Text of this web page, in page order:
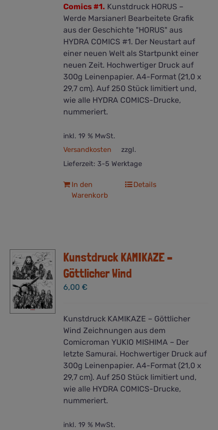
Comics #1. Kunstdruck HORUS –
Werde Marsianer! Bearbeitete Grafik
aus der Geschichte "HORUS" aus
HYDRA COMICS #1. Der Neustart auf
einer neuen Welt als Startpunkt einer
neuen Zeit. Hochwertiger Druck auf
300g Leinenpapier. A4-Format (21,0 x
29,7 cm). Auf 250 Stück limitiert und,
wie alle HYDRA COMICS-Drucke,
nummeriert.
inkl. 19 % MwSt.
zzgl.
Versandkosten
Lieferzeit: 3-5 Werktage
In den
Warenkorb
Details
Kunstdruck KAMIKAZE –
Göttlicher Wind
6,00€
Kunstdruck KAMIKAZE – Göttlicher
Wind Zeichnungen aus dem
Comicroman YUKIO MISHIMA – Der
letzte Samurai. Hochwertiger Druck auf
300g Leinenpapier. A4-Format (21,0 x
29,7 cm). Auf 250 Stück limitiert und,
wie alle HYDRA COMICS-Drucke,
nummeriert.
inkl. 19 % MwSt.